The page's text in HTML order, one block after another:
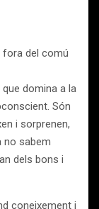
fora del comú
domina a la
Són
i sorprenen,
no sabem
dels bons i
coneixement i